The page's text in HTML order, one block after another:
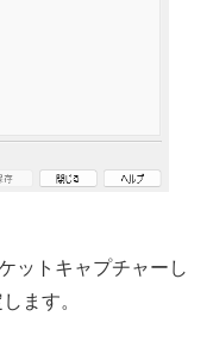
ットキャプチャーし
ます。